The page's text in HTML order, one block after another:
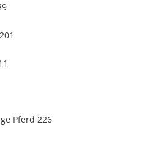
Pferd 226